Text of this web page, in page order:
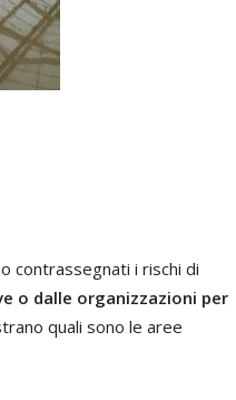
contrassegnati i rischi di
o dalle organizzazioni per
quali sono le aree